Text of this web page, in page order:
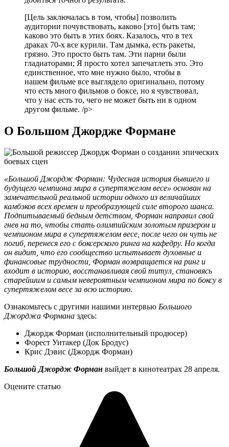
[Цель заключалась в том, чтобы] позволить
аудитории почувствовать, каково [это] быть там;
каково это быть в этих боях. Казалось, что в тех
драках 70-х все курили. Там дымка, есть ракеты,
грязно. Это просто быть там. Эти парни были
гладиаторами; Я просто хотел запечатлеть это. Это
единственное, что мне нужно было, чтобы в
нашем фильме все выглядело оригинально, потому
что есть много фильмов о боксе, но я чувствовал,
что у нас есть то, чего не может быть ни в одном
другом фильме. /p>
О Большом Джордже Формане
«Большой Джордж Форман: Чудесная история бывшего и
будущего чемпиона мира в супертяжелом весе» основан на
замечательной реальной истории одного из величайших
камбэков всех времен и преобразующей силе второго шанса.
Подпитываемый бедным детством, Форман направил свой
гнев на то, чтобы стать олимпийским золотым призером и
чемпионом мира в супертяжелом весе, после чего он чуть не
погиб, перенеся его с боксерского ринга на кафедру. Но когда
он видит, что его сообщество испытывает духовные и
финансовые трудности, Форман возвращается на ринг и
входит в историю, восстанавливая свой титул, становясь
старейшим и самым невероятным чемпионом мира по боксу в
супертяжелом весе за всю историю.
Ознакомьтесь с другими нашими интервью Большого
Джорджа Формана здесь:
Джордж Форман (исполнительный продюсер)
Форест Уитакер (Док Бродус)
Крис Дэвис (Джордж Форман)
Большой Джордж Форман выйдет в кинотеатрах 28 апреля.
Оцените статью